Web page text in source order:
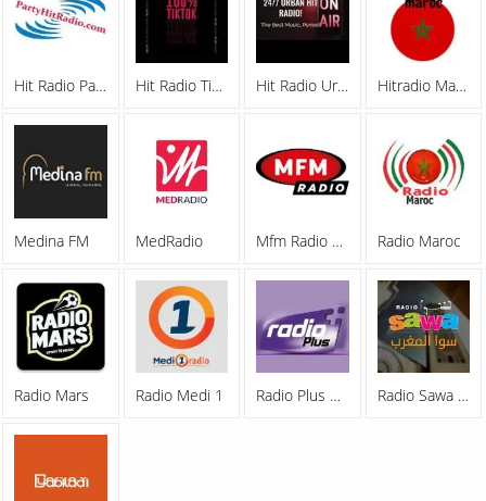
Hit Radio Party Hit Radio TikTok Hit Radio Urban Hitradio Maroc
Medina FM MedRadio Mfm Radio Maroc Radio Maroc
Radio Mars Radio Medi 1 Radio Plus Marrakech Radio Sawa Morocco